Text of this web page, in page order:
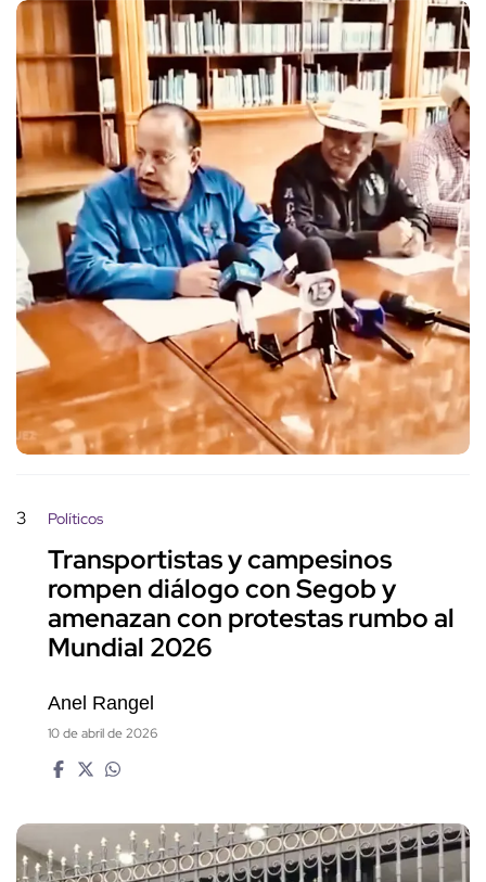
3 Políticos
Transportistas y campesinos
rompen diálogo con Segob y
amenazan con protestas rumbo al
Mundial 2026
Anel Rangel
10 de abril de 2026